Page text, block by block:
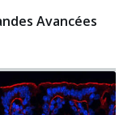
Avancées